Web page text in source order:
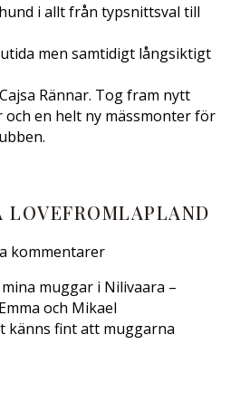
i allt från typsnittsval till
men samtidigt långsiktigt
Rännar. Tog fram nytt
en helt ny mässmonter för
LOVEFROMLAPLAND
kommentarer
muggar i Nilivaara –
och Mikael
känns fint att muggarna